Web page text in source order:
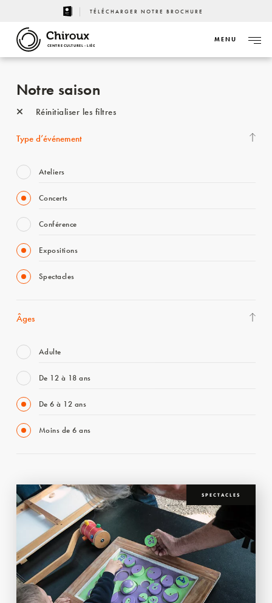
TÉLÉCHARGER NOTRE BROCHURE
CENTRE CULTUREL - LIÈGE
MENU
Notre saison
Réinitialiser les filtres
Type d’événement
Ateliers
Concerts
Conférence
Expositions
Spectacles
Âges
Adulte
De 12 à 18 ans
De 6 à 12 ans
Moins de 6 ans
SPECTACLES